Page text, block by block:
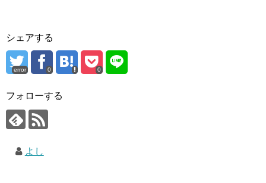
シェアする
error 0 0
フォローする
よし